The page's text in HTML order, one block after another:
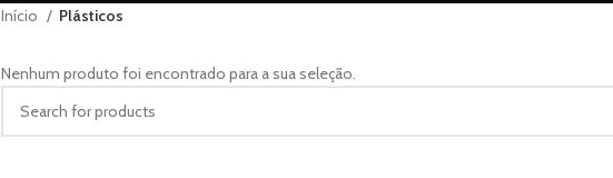
Início Plásticos
Nenhum produto foi encontrado para a sua seleção.